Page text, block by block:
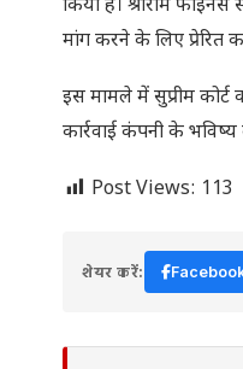
किया है। श्रीराम
मांग करने के लिए
इस मामले में सुप्रीम कोर्ट
कार्रवाई कंपनी के
Post Views: 113
शेयर करें: